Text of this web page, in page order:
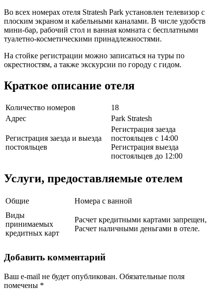
Во всех номерах отеля Stratesh Park установлен телевизор с
плоским экраном и кабельными каналами. В числе удобств
мини-бар, рабочий стол и ванная комната с бесплатными
туалетно-косметическими принадлежностями.
На стойке регистрации можно записаться на туры по
окрестностям, а также экскурсии по городу с гидом.
Краткое описание отеля
Количество номеров
18
Адрес
Park Stratesh
Регистрация заезда и выезда
постояльцев
Регистрация заезда
постояльцев с 14:00
Регистрация выезда
постояльцев до 12:00
Услуги, предоставляемые отелем
Общие
Номера с ванной
Виды
принимаемых
кредитных карт
Расчет кредитными картами запрещен,
Расчет наличными деньгами в отеле.
Добавить комментарий
Ваш e-mail не будет опубликован. Обязательные поля
помечены *